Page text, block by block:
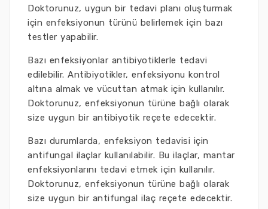
Doktorunuz, uygun bir tedavi planı oluşturmak
için enfeksiyonun türünü belirlemek için bazı
testler yapabilir.
Bazı enfeksiyonlar antibiyotiklerle tedavi
edilebilir. Antibiyotikler, enfeksiyonu kontrol
altına almak ve vücuttan atmak için kullanılır.
Doktorunuz, enfeksiyonun türüne bağlı olarak
size uygun bir antibiyotik reçete edecektir.
Bazı durumlarda, enfeksiyon tedavisi için
antifungal ilaçlar kullanılabilir. Bu ilaçlar, mantar
enfeksiyonlarını tedavi etmek için kullanılır.
Doktorunuz, enfeksiyonun türüne bağlı olarak
size uygun bir antifungal ilaç reçete edecektir.